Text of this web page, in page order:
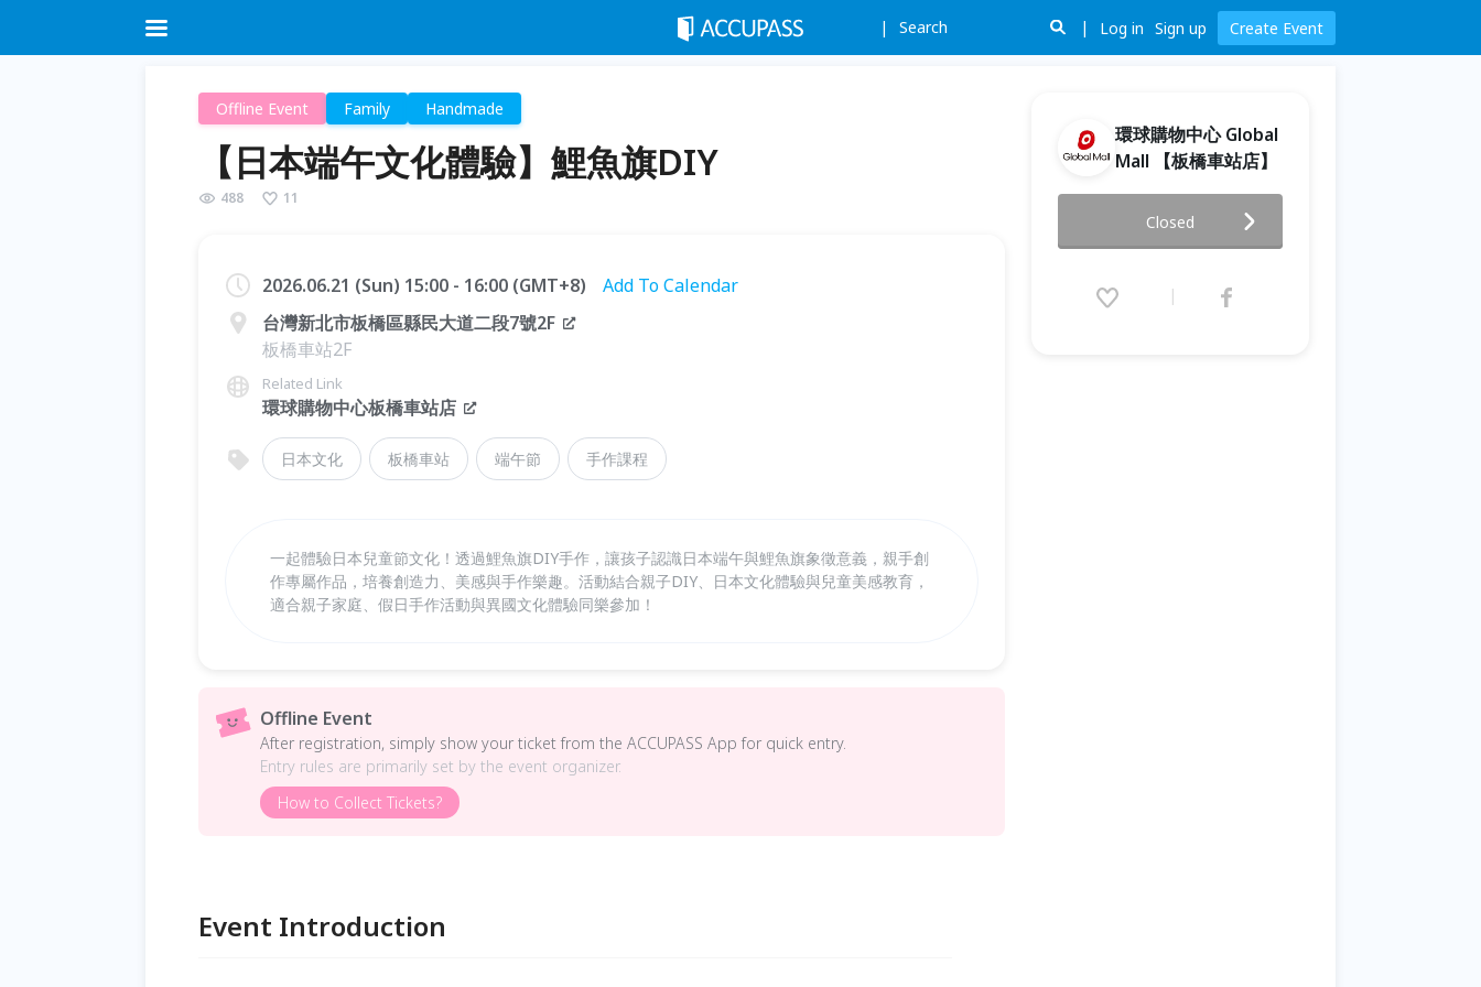
Search Log in Sign up Create Event
Offline Event Family Handmade
【日本端午文化體驗】鯉魚旗DIY
488 11
2026.06.21 (Sun) 15:00 - 16:00 (GMT+8)
Add To Calendar
台灣新北市板橋區縣民大道二段7號2F
板橋車站2F
Related Link
環球購物中心板橋車站店
日本文化 板橋車站 端午節 手作課程
一起體驗日本兒童節文化！透過鯉魚旗DIY手作，讓孩子認識日本端午與鯉魚旗象徵意義，親手創
作專屬作品，培養創造力、美感與手作樂趣。活動結合親子DIY、日本文化體驗與兒童美感教育，
適合親子家庭、假日手作活動與異國文化體驗同樂參加！
Offline Event
After registration, simply show your ticket from the ACCUPASS App for quick entry.
Entry rules are primarily set by the event organizer.
How to Collect Tickets?
Event Introduction
環球購物中心 Global
Mall 【板橋車站店】
2026.06.21 (Sun) 15:00 - 16:00
Closed